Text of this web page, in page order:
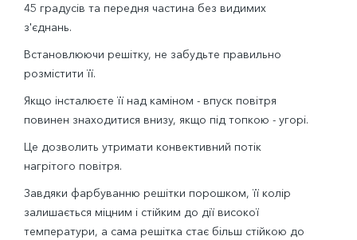
45 градусів та передня частина без видимих
з'єднань.
Встановлюючи решітку, не забудьте правильно
розмістити її.
Якщо інсталюєте її над каміном - впуск повітря
повинен знаходитися внизу, якщо під топкою - угорі.
Це дозволить утримати конвективний потік
нагрітого повітря.
Завдяки фарбуванню решітки порошком, її колір
залишається міцним і стійким до дії високої
температури, а сама решітка стає більш стійкою до